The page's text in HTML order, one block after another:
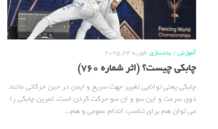
آموزش/بدنسازی فوریه 24, 2025
چابکی چیست؟ (اثر شماره 760)
چابکی یعنی توانایی تغییر جهت سریع و ایمن در حین حرکاتی مانند
دوی سرعت و این سو و ان سو حرکت کردن است. تمرین چابکی را
می توان هم برای تناسب اندام عمومی و هم...